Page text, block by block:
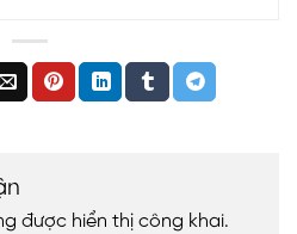
được hiển thị công khai.